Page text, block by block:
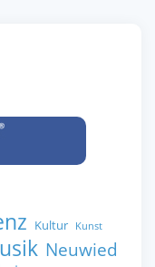
Kultur Kunst
Neuwied